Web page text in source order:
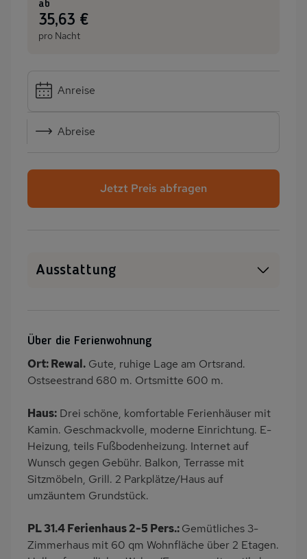
ab
:35,63 €
pro Nacht
Anreise
Abreise
Jetzt Preis abfragen
Ausstattung
Heizung
Garten
Terrasse
Eingezäuntes
Grundstück
Dusche
Küche
Herd (2 Platten)
Geschirrspülmaschine
Kühlschrank
Ruhige Lage
Internet
Terrassenmöbel
Über die Ferienwohnung
Ort: Rewal. Gute, ruhige Lage am Ortsrand.
Ostseestrand 680 m. Ortsmitte 600 m.
Haus: Drei schöne, komfortable Ferienhäuser mit
Kamin. Geschmackvolle, moderne Einrichtung. E-
Heizung, teils Fußbodenheizung. Internet auf
Wunsch gegen Gebühr. Balkon, Terrasse mit
Sitzmöbeln, Grill. 2 Parkplätze/Haus auf
umzäuntem Grundstück.
PL 31.4 Ferienhaus 2-5 Pers.:Gemütliches 3-
Zimmerhaus mit 60 qm Wohnfläche über 2 Etagen.